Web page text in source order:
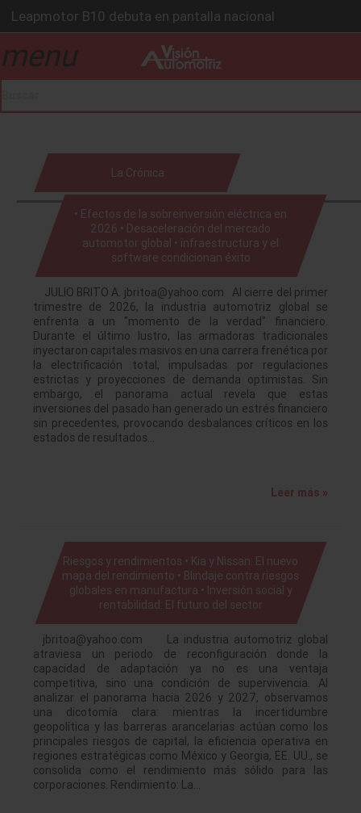
Leapmotor B10 debuta en pantalla nacional
KIA fabricará autos EV en Monterrey
Toyota y Joby aceleran movilidad aérea
menu
La Crónica
• Efectos de la sobreinversión eléctrica en
2026 • Desaceleración del mercado
automotor global • infraestructura y el
software condicionan éxito
JULIO BRITO A. jbritoa@yahoo.com Al cierre del primer
trimestre de 2026, la industria automotriz global se
enfrenta a un "momento de la verdad" financiero.
Durante el último lustro, las armadoras tradicionales
inyectaron capitales masivos en una carrera frenética por
la electrificación total, impulsadas por regulaciones
estrictas y proyecciones de demanda optimistas. Sin
embargo, el panorama actual revela que estas
inversiones del pasado han generado un estrés financiero
sin precedentes, provocando desbalances críticos en los
estados de resultados…
Leer más »
Riesgos y rendimientos • Kia y Nissan: El nuevo
mapa del rendimiento • Blindaje contra riesgos
globales en manufactura • Inversión social y
rentabilidad: El futuro del sector
jbritoa@yahoo.com La industria automotriz global
atraviesa un periodo de reconfiguración donde la
capacidad de adaptación ya no es una ventaja
competitiva, sino una condición de supervivencia. Al
analizar el panorama hacia 2026 y 2027, observamos
una dicotomía clara: mientras la incertidumbre
geopolítica y las barreras arancelarias actúan como los
principales riesgos de capital, la eficiencia operativa en
regiones estratégicas como México y Georgia, EE. UU., se
consolida como el rendimiento más sólido para las
corporaciones. Rendimiento: La…